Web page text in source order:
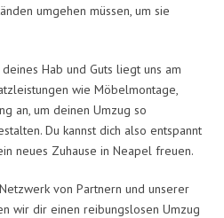
umgehen müssen, um sie
Hab und Guts liegt uns am
wie Möbelmontage,
an, um deinen Umzug so
Du kannst dich also entspannt
neues Zuhause in Neapel freuen.
von Partnern und unserer
wir dir einen reibungslosen Umzug